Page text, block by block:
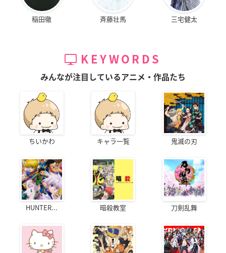
稲田徹 斉藤壮馬 三宅健太
KEYWORDS
みんなが注目しているアニメ・作品たち
ちいかわ キャラ一覧 鬼滅の刃
HUNTER... 暗殺教室 刀剣乱舞